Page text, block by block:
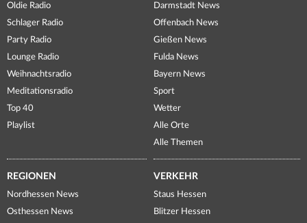
Oldie Radio
Schlager Radio
Party Radio
Lounge Radio
Weihnachtsradio
Meditationsradio
Top 40
Playlist
Darmstadt News
Offenbach News
Gießen News
Fulda News
Bayern News
Sport
Wetter
Alle Orte
Alle Themen
REGIONEN
Nordhessen News
Osthessen News
VERKEHR
Staus Hessen
Blitzer Hessen